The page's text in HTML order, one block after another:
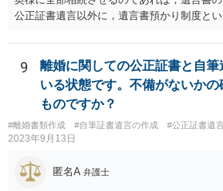
公正証書遺言以外に，遺言書預かり制度と
9
離婚に関しての公正証書と自筆
いる状態です。不備がないか
ものですか？
#離婚書類作成 #自筆証書遺言の作成 #公正証書遺
2023年9月13日
匿名A 弁護士